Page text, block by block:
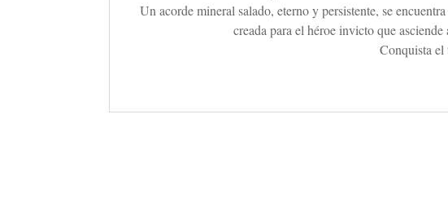
Un acorde mineral salado, eterno y persistente, se
creada para el héroe invicto que
Conquista